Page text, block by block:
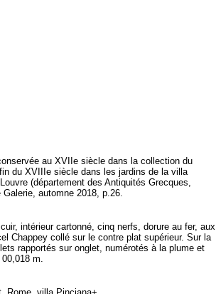
au XVIIe siècle dans la collection du
du XVIIIe siècle dans les jardins de la villa
(département des Antiquités Grecques,
automne 2018, p.26.
intérieur cartonné, cinq nerfs, dorure au fer, aux
Chappey collé sur le contre plat supérieur. Sur la
rapportés sur onglet, numérotés à la plume et
m.